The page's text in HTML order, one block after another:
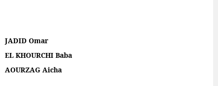
JADID Omar
EL KHOURCHI Baba
AOURZAG Aicha